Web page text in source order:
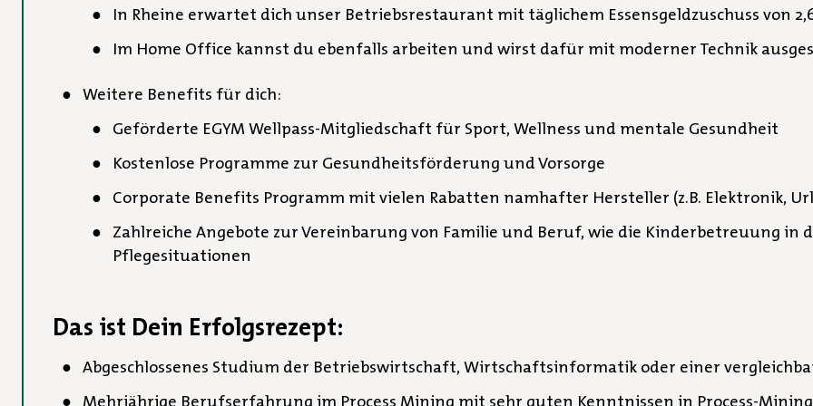
In Rheine erwartet dich unser Betriebsrestaurant mit täglichem Essensgeldzuschuss von
Im Home Office kannst du ebenfalls arbeiten und wirst dafür mit moderner Technik
Weitere Benefits für dich:
Geförderte EGYM Wellpass-Mitgliedschaft für Sport, Wellness und mentale Gesundheit
Kostenlose Programme zur Gesundheitsförderung und Vorsorge
Corporate Benefits Programm mit vielen Rabatten namhafter Hersteller (z.B. Elektronik,
Zahlreiche Angebote zur Vereinbarung von Familie und Beruf, wie die Kinderbetreuung
Pflegesituationen
Das ist Dein Erfolgsrezept:
Abgeschlossenes Studium der Betriebswirtschaft, Wirtschaftsinformatik oder einer
Mehrjährige Berufserfahrung im Process Mining mit sehr guten Kenntnissen in Process-